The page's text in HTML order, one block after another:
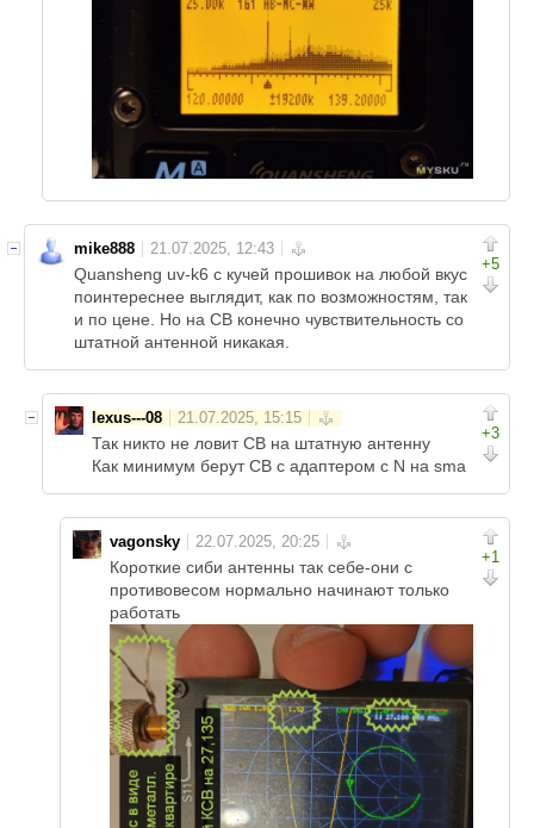
+5
mike888
Quansheng uv-k6 с кучей прошивок на любой вкус
поинтереснее выглядит, как по возможностям, так
и по цене. Но на СВ конечно чувствительность со
штатной антенной никакая.
+3
lexus---08
Так никто не ловит СВ на штатную антенну
Как минимум берут СВ с адаптером с N на sma
+1
vagonsky
Короткие сиби антенны так себе-они с
противовесом нормально начинают только
работать